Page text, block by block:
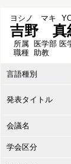
ヨシノ マキ
吉野 真
所属 医学部 医
職種 助教
言語種別
発表タイトル
会議名
学会区分